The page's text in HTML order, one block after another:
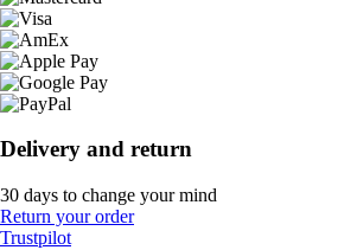
Delivery and return
30 days to change your mind
Return your order
Trustpilot